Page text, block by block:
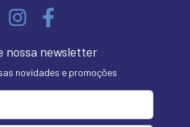
nossa newsletter
novidades e promoções